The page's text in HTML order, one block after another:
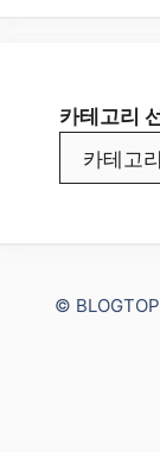
카테고리
©